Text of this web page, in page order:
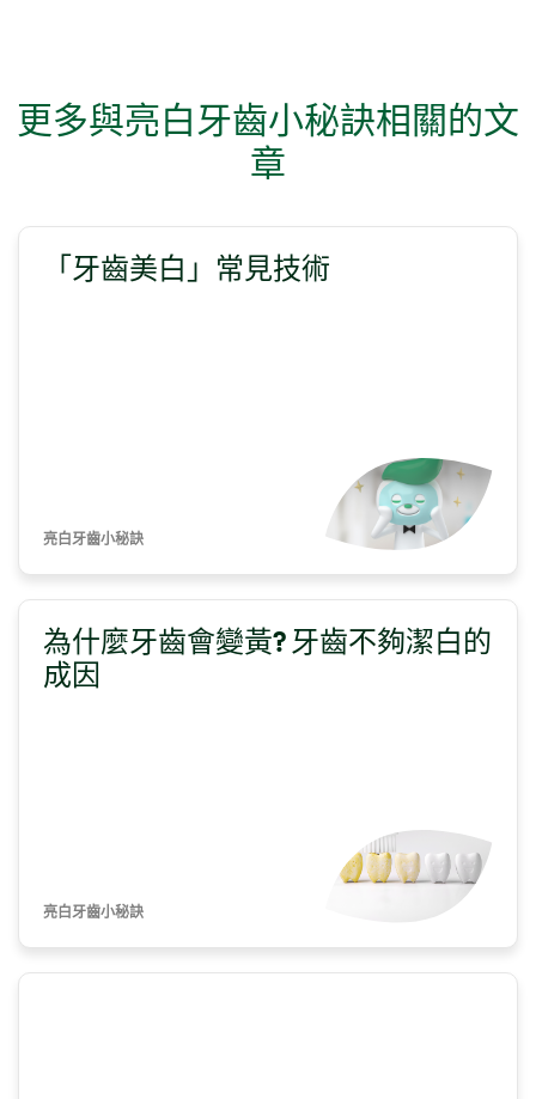
更多與亮白牙齒小秘訣相關的文
章
「牙齒美白」常見技術
亮白牙齒小秘訣
為什麼牙齒會變黃? 牙齒不夠潔白的
成因
亮白牙齒小秘訣